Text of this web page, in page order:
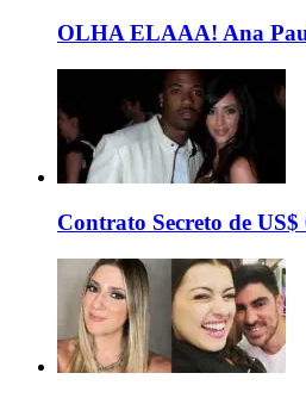
OLHA ELAAA! Ana
Contrato Secreto de